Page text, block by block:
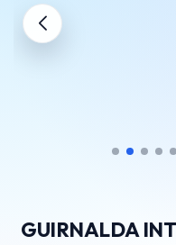
GUIRNALDA